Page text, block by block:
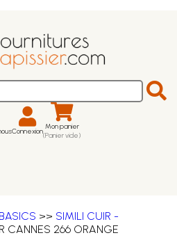
Connexion Mon panier
(Panier vide)
>> SIMILI CUIR -
CANNES 266 ORANGE